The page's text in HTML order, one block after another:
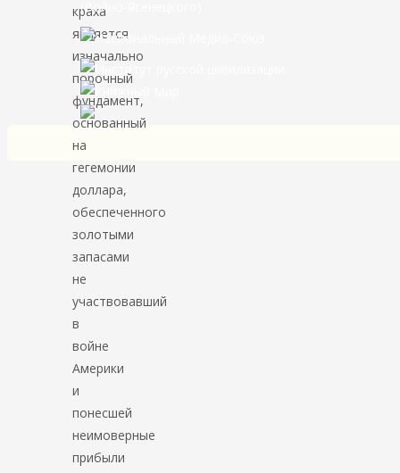
краха
является
изначально
порочный
фундамент,
основанный
на
гегемонии
доллара,
обеспеченного
золотыми
запасами
не
участвовавший
в
войне
Америки
и
понесшей
неимоверные
прибыли